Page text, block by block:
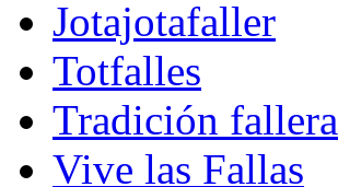
Jotajotafaller
Totfalles
Tradición fallera
Vive las Fallas